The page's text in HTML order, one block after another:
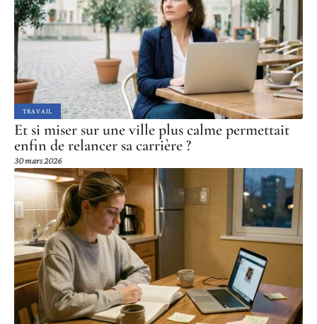
TRAVAIL
Et si miser sur une ville plus calme permettait
enfin de relancer sa carrière ?
30 mars 2026